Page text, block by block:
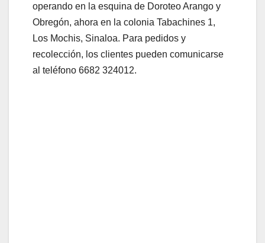
operando en la esquina de Doroteo Arango y
Obregón, ahora en la colonia Tabachines 1,
Los Mochis, Sinaloa. Para pedidos y
recolección, los clientes pueden comunicarse
al teléfono 6682 324012.